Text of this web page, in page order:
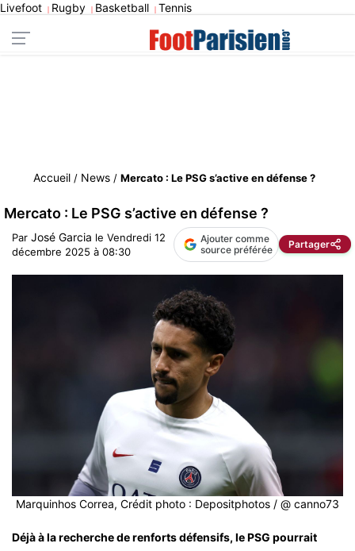
Livefoot | Rugby | Basketball | Tennis
Accueil / News / Mercato : Le PSG s’active en défense ?
Mercato : Le PSG s’active en défense ?
Par José Garcia le Vendredi 12
décembre 2025 à 08:30
Ajouter comme
source préférée
Partager
Marquinhos Correa, Crédit photo : Depositphotos / @ canno73
Déjà à la recherche de renforts défensifs, le PSG pourrait